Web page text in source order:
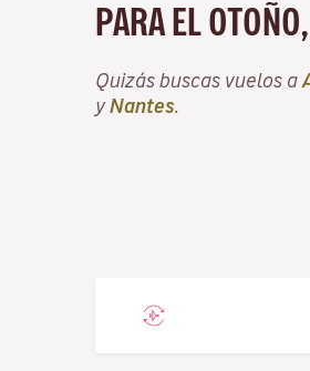
PARA EL
Quizás buscas vuelos a
yNantes